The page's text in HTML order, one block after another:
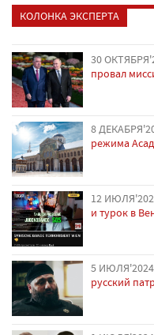
КОЛОНКА ЭКСПЕРТА
30
провал
8
режима
12
и турок в
5 ИЮЛЯ'2024
русский